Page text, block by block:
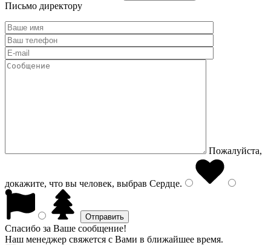
Письмо директору
Пожалуйста,
докажите, что вы человек, выбрав Сердце.
Спасибо за Ваше сообщение!
Наш менеджер свяжется с Вами в ближайшее время.